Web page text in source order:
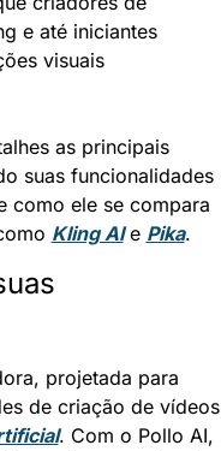
e até iniciantes
visuais
Neste post, você conhecerá em detalhes as principais
suas funcionalidades
como ele se compara
Kling AI e Pika.
projetada para
de criação de vídeos
. Com o Pollo AI,